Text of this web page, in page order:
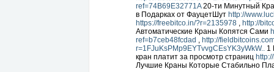
19)https://teaser.tech?ref=torik22
Все Расширения Работают на полном
Платить, Потому что вы
Интернете много Денег и Остаётся
с Каждым Человеком Устанавливаю
Деинсталляцию Экрана, Настроим
ref=74B69E32771A20-ти Минутный
в Подарках от ФауцетШут http://
https://freebitco.in/?r=2135978 , http://
Автоматические Краны Копятся Сами
ref=b7ceb48fcdad , http://
r=1FJuKsPMp9EYTvvgCEsYK3yWkW.. 1
кран платит за просмотр страниц
Лучшие Краны Которые Стабильно